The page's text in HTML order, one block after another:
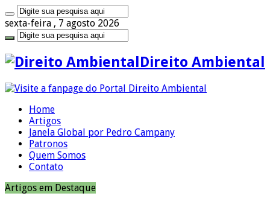
sexta-feira , 7 agosto 2026
Direito Ambiental
Home
Artigos
Janela Global por Pedro Campany
Patronos
Quem Somos
Contato
Artigos em Destaque